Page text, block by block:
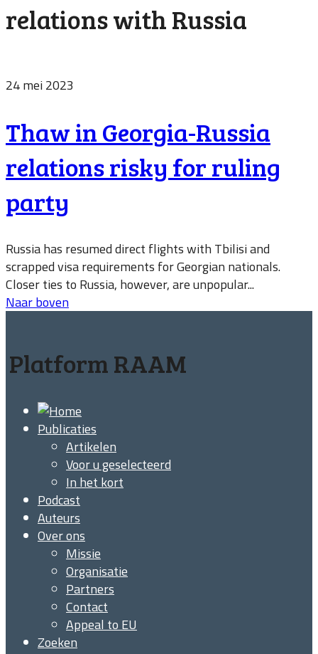
relations with Russia
24 mei 2023
Thaw in Georgia-Russia
relations risky for ruling
party
Russia has resumed direct flights with Tbilisi and
scrapped visa requirements for Georgian nationals.
Closer ties to Russia, however, are unpopular...
Naar boven
Platform RAAM
Publicaties
Artikelen
Voor u geselecteerd
In het kort
Podcast
Auteurs
Over ons
Missie
Organisatie
Partners
Contact
Appeal to EU
Zoeken